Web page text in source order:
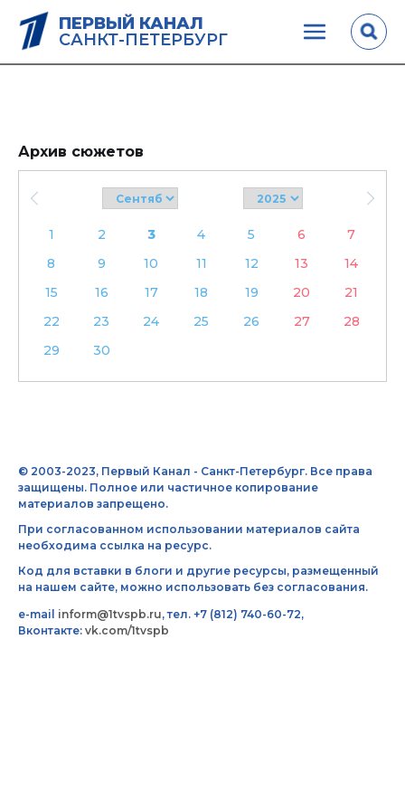
ПЕРВЫЙ КАНАЛ
САНКТ-ПЕТЕРБУРГ
Архив сюжетов
1 2 3 4 5 6
7
8
9 10 11 12 13
14
15
16 17 18 19 20
21
22
23 24 25 26 27
28
29
30
© 2003-2023, Первый Канал - Санкт-Петербург. Все права
защищены. Полное или частичное копирование
материалов запрещено.
При согласованном использовании материалов сайта
необходима ссылка на ресурс.
Код для вставки в блоги и другие ресурсы, размещенный
на нашем сайте, можно использовать без согласования.
e-mail inform@1tvspb.ru, тел. +7 (812) 740-60-72,
Вконтакте: vk.com/1tvspb